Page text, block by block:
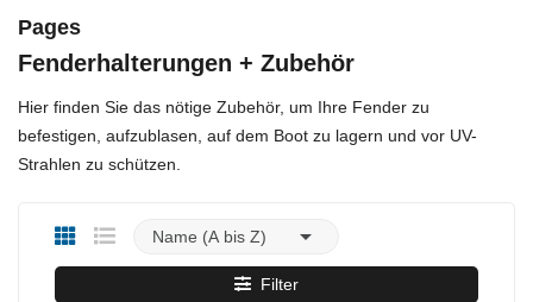
Pages
Fenderhalterungen + Zubehör
Hier finden Sie das nötige Zubehör, um Ihre Fender zu
befestigen, aufzublasen, auf dem Boot zu lagern und vor UV-
Strahlen zu schützen.
Name (A bis Z) 
Filter